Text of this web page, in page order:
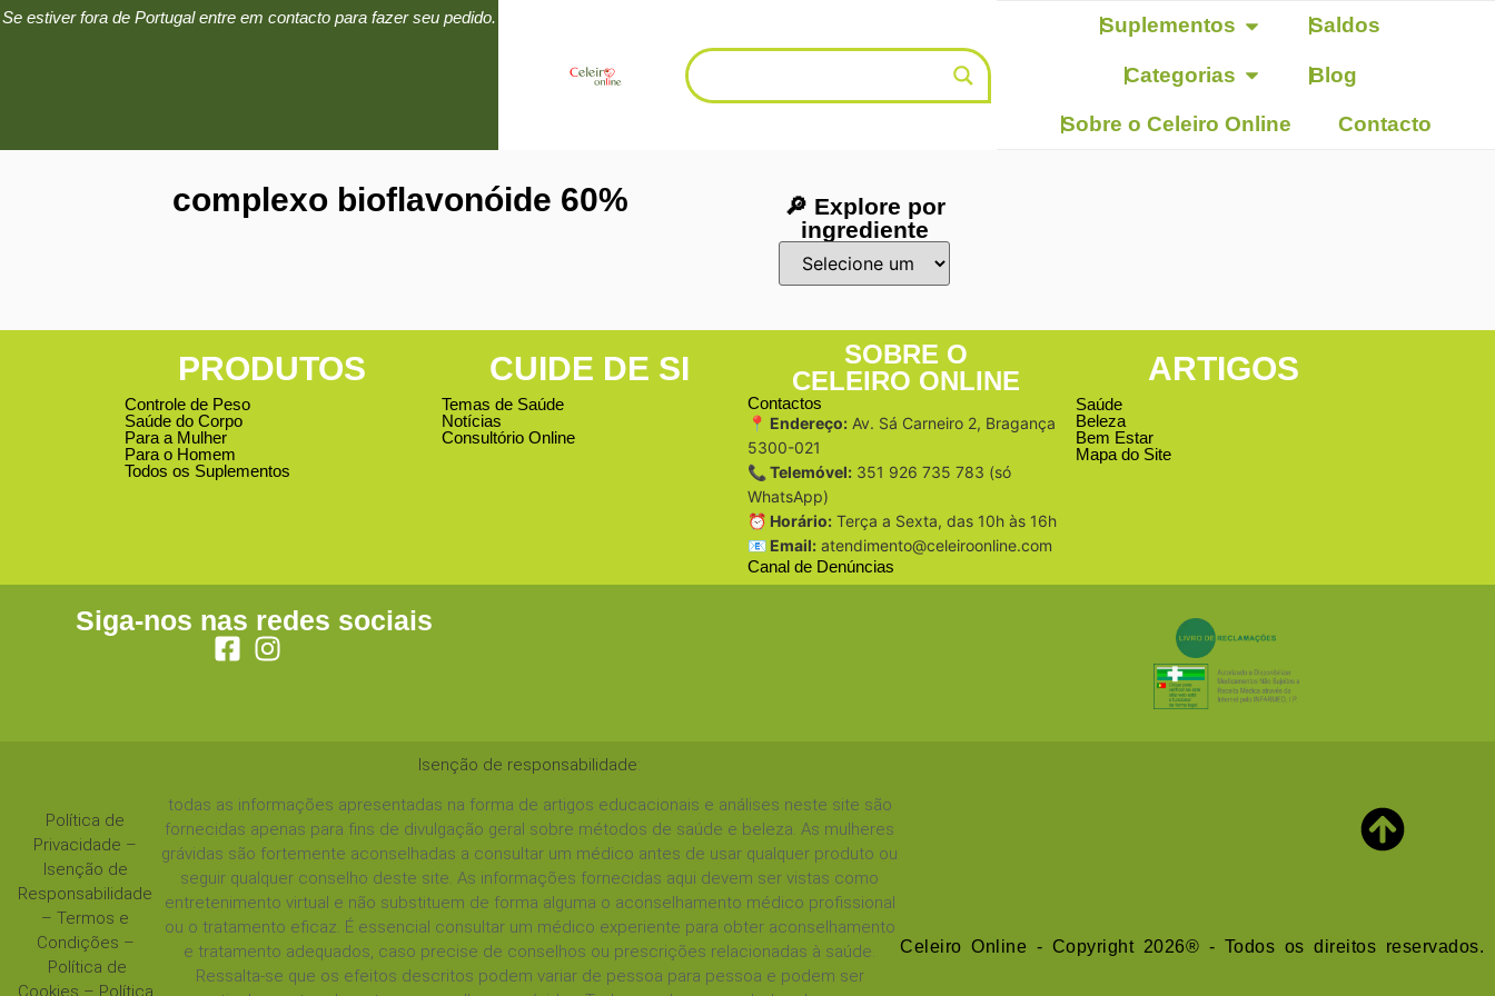
Se estiver fora de Portugal entre em contacto para fazer seu pedido. Suplementos Saldos
Categorias Blog
Sobre o Celeiro Online Contacto
complexo bioflavonóide 60%
🔎 Explore por
ingrediente
PRODUTOS
Controle de Peso
Saúde do Corpo
Para a Mulher
Para o Homem
Todos os Suplementos
CUIDE DE SI
Temas de Saúde
Notícias
Consultório Online
SOBRE O
CELEIRO ONLINE
Contactos
📍 Endereço: Av. Sá Carneiro 2, Bragança
5300-021
📞 Telemóvel: 351 926 735 783 (só
WhatsApp)
⏰ Horário: Terça a Sexta, das 10h às 16h
📧 Email: atendimento@celeiroonline.com
Canal de Denúncias
ARTIGOS
Saúde
Beleza
Bem Estar
Mapa do Site
Siga-nos nas redes sociais
Política de
Privacidade –
Isenção de
Responsabilidade
–Termos e
Condições –
Política de
Cookies – Política
Isenção de responsabilidade:
todas as informações apresentadas na forma de artigos educacionais e análises neste site são
fornecidas apenas para fins de divulgação geral sobre métodos de saúde e beleza. As mulheres
grávidas são fortemente aconselhadas a consultar um médico antes de usar qualquer produto ou
seguir qualquer conselho deste site. As informações fornecidas aqui devem ser vistas como
entretenimento virtual e não substituem de forma alguma o aconselhamento médico profissional
ou o tratamento eficaz. É essencial consultar um médico experiente para obter aconselhamento
e tratamento adequados, caso precise de conselhos ou prescrições relacionadas à saúde.
Ressalta-se que os efeitos descritos podem variar de pessoa para pessoa e podem ser
Celeiro Online - Copyright 2026® - Todos os direitos reservados.